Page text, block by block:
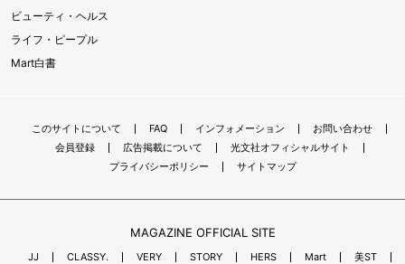
ビューティ・ヘルス
ライフ・ピープル
Mart白書
このサイトについて FAQ インフォメーション
お問い合わせ
会員登録
広告掲載について
光文社オフィシャルサイト
プライバシーポリシー
サイトマップ
MAGAZINE OFFICIAL SITE
JJ CLASSY. VERY STORY HERS Mart
美ST